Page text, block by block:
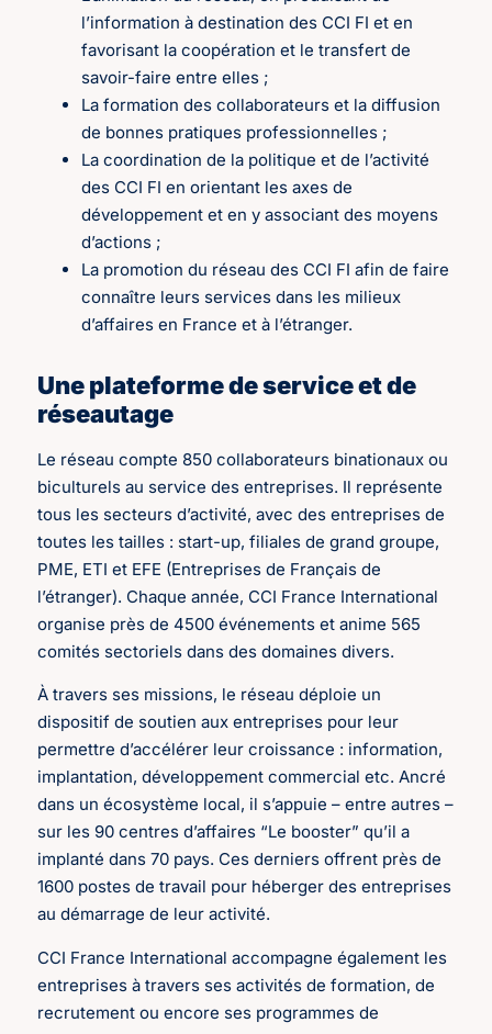
l’information à destination des CCI FI et en
favorisant la coopération et le transfert de
savoir-faire entre elles ;
La formation des collaborateurs et la diffusion
de bonnes pratiques professionnelles ;
La coordination de la politique et de l’activité
des CCI FI en orientant les axes de
développement et en y associant des moyens
d’actions ;
La promotion du réseau des CCI FI afin de faire
connaître leurs services dans les milieux
d’affaires en France et à l’étranger.
Une plateforme de service et de
réseautage
Le réseau compte 850 collaborateurs binationaux ou
biculturels au service des entreprises. Il représente
tous les secteurs d’activité, avec des entreprises de
toutes les tailles : start-up, filiales de grand groupe,
PME, ETI et EFE (Entreprises de Français de
l’étranger). Chaque année, CCI France International
organise près de 4500 événements et anime 565
comités sectoriels dans des domaines divers.
À travers ses missions, le réseau déploie un
dispositif de soutien aux entreprises pour leur
permettre d’accélérer leur croissance : information,
implantation, développement commercial etc. Ancré
dans un écosystème local, il s’appuie – entre autres –
sur les 90 centres d’affaires “Le booster” qu’il a
implanté dans 70 pays. Ces derniers offrent près de
1600 postes de travail pour héberger des entreprises
au démarrage de leur activité.
CCI France International accompagne également les
entreprises à travers ses activités de formation, de
recrutement ou encore ses programmes de